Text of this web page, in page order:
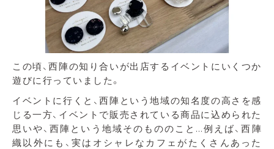
この頃、西陣の知り合いが出店するイベントにいくつか
遊びに行っていました。
イベントに行くと、西陣という地域の知名度の高さを感
じる一方、イベントで販売されている商品に込められた
思いや、西陣という地域そのもののこと…例えば、西陣
織以外にも、実はオシャレなカフェがたくさんあった